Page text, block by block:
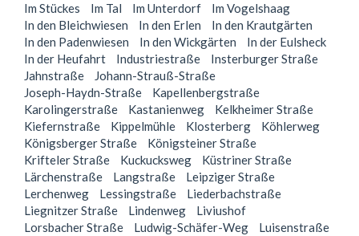
Im Stückes
Im Tal Im Unterdorf
Im Vogelshaag
In den Bleichwiesen
In den Erlen
In den Krautgärten
In den Padenwiesen
In den Wickgärten
In der Eulsheck
In der Heufahrt
Industriestraße
Insterburger Straße
Jahnstraße
Johann-Strauß-Straße
Joseph-Haydn-Straße
Kapellenbergstraße
Karolingerstraße
Kastanienweg
Kelkheimer Straße
Kiefernstraße
Kippelmühle Klosterberg
Köhlerweg
Königsberger Straße
Königsteiner Straße
Krifteler Straße
Kuckucksweg
Küstriner Straße
Lärchenstraße
Langstraße
Leipziger Straße
Lerchenweg
Lessingstraße
Liederbachstraße
Liegnitzer Straße
Lindenweg
Liviushof
Lorsbacher Straße
Ludwig-Schäfer-Weg
Luisenstraße